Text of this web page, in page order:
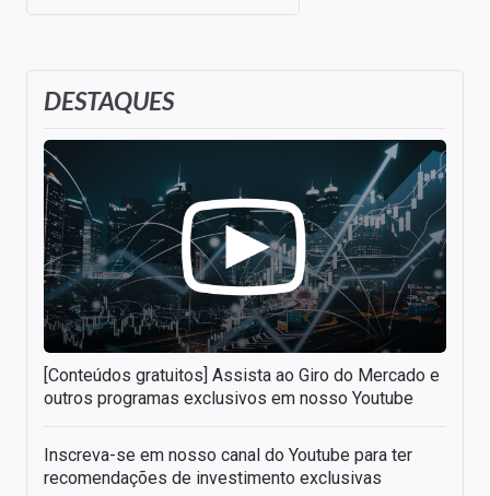
DESTAQUES
[Conteúdos gratuitos] Assista ao Giro do Mercado e
outros programas exclusivos em nosso Youtube
Inscreva-se em nosso canal do Youtube para ter
recomendações de investimento exclusivas